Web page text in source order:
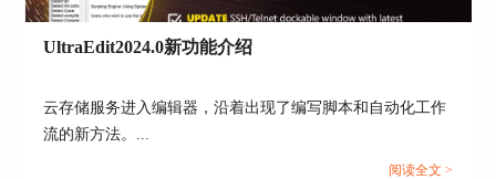
图4：选择账号
安全性的提示，点击是即可。如果没有出现此提示
窗口则说明连接失败，那就需要去SSH/telnet账户
UltraEdit2024.0新功能介绍
云存储服务进入编辑器，沿着出现了编写脚本和自动化工作
流的新方法。...
阅读全文 >